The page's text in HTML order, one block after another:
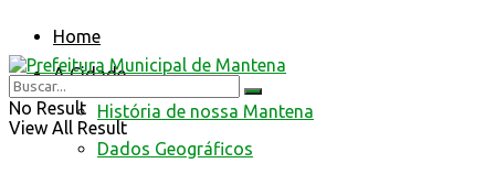
Home
A Cidade
História de nossa Mantena
Dados Geográficos
No Result
View All Result